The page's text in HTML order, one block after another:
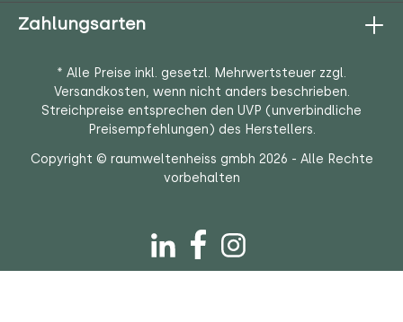
* Alle Preise inkl. gesetzl. Mehrwertsteuer zzgl.
Versandkosten, wenn nicht anders beschrieben.
Streichpreise entsprechen den UVP (unverbindliche
Preisempfehlungen) des Herstellers.
Copyright © raumweltenheiss gmbh 2026 - Alle Rechte